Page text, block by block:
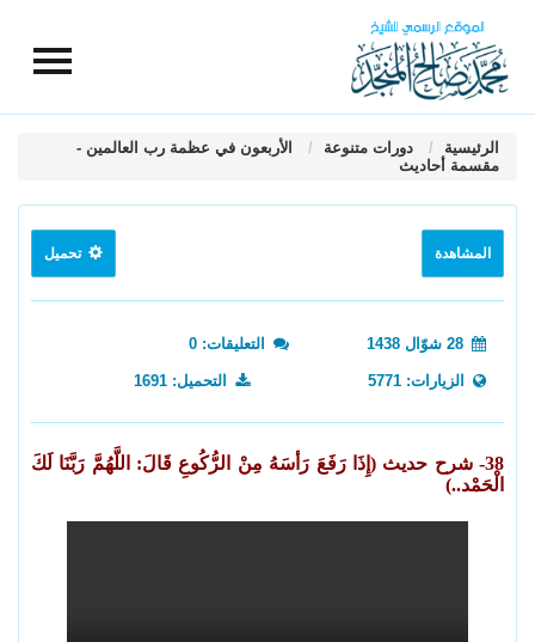
الرئيسية دورات متنوعة
الأربعون في عظمة رب العالمين -
مقسمة أحاديث
المشاهدة تحميل
التعليقات: 0
الزيارات: 5771 التحميل: 1691
38- شرح حديث (إِذَا رَفَعَ رَأسَهُ مِنْ الرُّكُوعِ قَالَ: اللَّهُمَّ رَبَّنَا لَكَ
الْحَمْد..)